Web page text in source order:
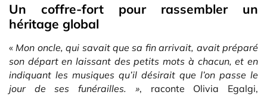
Un coffre-fort pour rassembler un
héritage global
« Mon oncle, qui savait que sa fin arrivait, avait préparé
son départ en laissant des petits mots à chacun, et en
indiquant les musiques qu’il désirait que l’on passe le
jour de ses funérailles. », raconte Olivia Egalgi,